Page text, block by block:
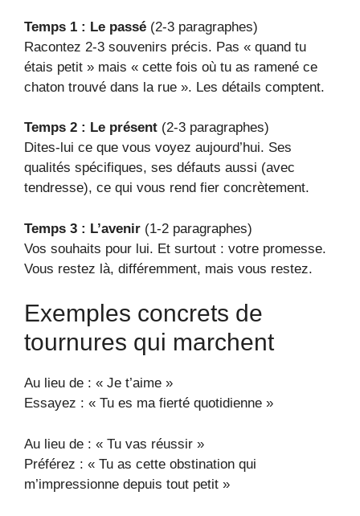
Temps 1 : Le passé (2-3 paragraphes)
Racontez 2-3 souvenirs précis. Pas « quand tu
étais petit » mais « cette fois où tu as ramené ce
chaton trouvé dans la rue ». Les détails comptent.
Temps 2 : Le présent (2-3 paragraphes)
Dites-lui ce que vous voyez aujourd’hui. Ses
qualités spécifiques, ses défauts aussi (avec
tendresse), ce qui vous rend fier concrètement.
Temps 3 : L’avenir (1-2 paragraphes)
Vos souhaits pour lui. Et surtout : votre promesse.
Vous restez là, différemment, mais vous restez.
Exemples concrets de
tournures qui marchent
Au lieu de : « Je t’aime »
Essayez : « Tu es ma fierté quotidienne »
Au lieu de : « Tu vas réussir »
Préférez : « Tu as cette obstination qui
m’impressionne depuis tout petit »